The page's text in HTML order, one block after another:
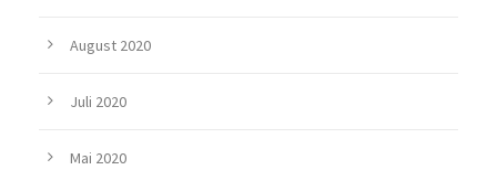
August 2020
Juli 2020
Mai 2020